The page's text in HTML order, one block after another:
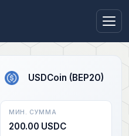
USDCoin (BEP20)
МИН. СУММА
200.00 USDC